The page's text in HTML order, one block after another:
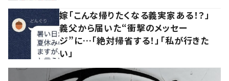
嫁「こんな帰りたくなる義実家ある！？」
義父から届いた“衝撃のメッセー
ジ”に…「絶対帰省する！」「私が行きた
い」